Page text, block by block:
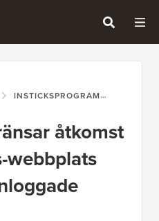
INSTICKSPROGRAM
åtkomst
webbplats